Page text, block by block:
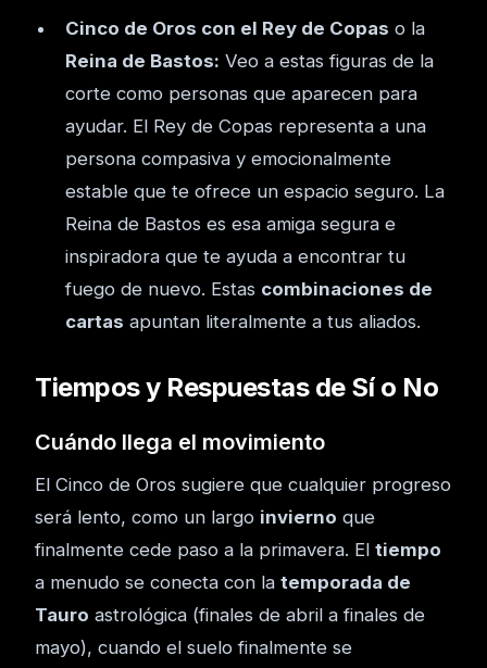
Cinco de Oros con el Rey de Copas o la
Reina de Bastos: Veo a estas figuras de la
corte como personas que aparecen para
ayudar. El Rey de Copas representa a una
persona compasiva y emocionalmente
estable que te ofrece un espacio seguro. La
Reina de Bastos es esa amiga segura e
inspiradora que te ayuda a encontrar tu
fuego de nuevo. Estas combinaciones de
cartas apuntan literalmente a tus aliados.
Tiempos y Respuestas de Sí o No
Cuándo llega el movimiento
El Cinco de Oros sugiere que cualquier progreso
será lento, como un largo invierno que
finalmente cede paso a la primavera. El tiempo
a menudo se conecta con la temporada de
Tauro astrológica (finales de abril a finales de
mayo), cuando el suelo finalmente se